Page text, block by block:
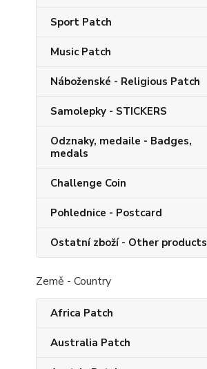
Sport Patch
Music Patch
Náboženské - Religious Patch
Samolepky - STICKERS
Odznaky, medaile - Badges,
medals
Challenge Coin
Pohlednice - Postcard
Ostatní zboží - Other products
Země - Country
Africa Patch
Australia Patch